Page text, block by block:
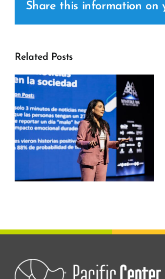
Share this information on
Related Posts
Pacific Fit –
International Yoga
Day 2026 Pacific
Center